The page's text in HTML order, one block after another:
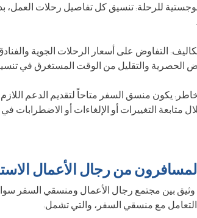
للرحلة: تنسيق كل تفاصيل رحلات العمل،
التفاوض على أسعار الرحلات الجوية
الحصرية والتقليل من الوقت المستغرق في
يكون منسق السفر متاحاً لتقديم الدعم
متابعة التغييرات أو الإلغاءات أو الاضطرابات
من رجال الأعمال
وثيق بين مجتمع رجال الأعمال ومنسقي السفر
التعامل مع منسقي السفر، والتي تشمل: